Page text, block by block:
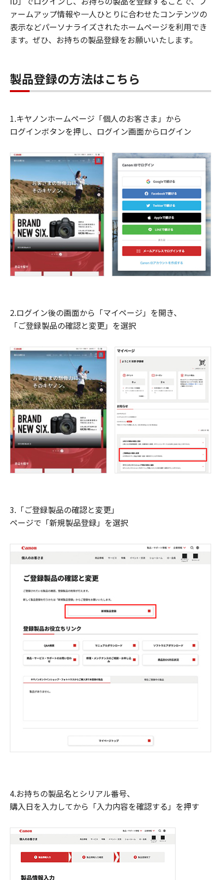
ァームアップ情報や一人ひとりに合わせたコンテンツの
表示などパーソナライズされたホームページを利用でき
ます。ぜひ、お持ちの製品登録をお願いいたします。
製品登録の方法はこちら
1.キヤノンホームページ「個人のお客さま」から
ログインボタンを押し、ログイン画面からログイン
2.ログイン後の画面から「マイページ」を開き、
「ご登録製品の確認と変更」を選択
3.「ご登録製品の確認と変更」
ページで「新規製品登録」を選択
4.お持ちの製品名とシリアル番号、
購入日を入力してから「入力内容を確認する」を押す